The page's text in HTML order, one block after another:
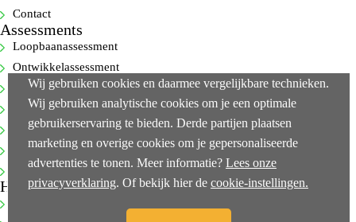
Contact
Assessments
Loopbaanassessment
Ontwikkelassessment
Selectie-assessment
360-gradenfeedback
Cognitieve capaciteitentest
Executive-assessments
Bekijk alle…
Handige links
Wij gebruiken cookies en daarmee vergelijkbare technieken.
Wij gebruiken analytische cookies om je een optimale
gebruikerservaring te bieden. Derde partijen plaatsen
marketing en overige cookies om je gepersonaliseerde
advertenties te tonen. Meer informatie? Lees onze
privacyverklaring. Of bekijk hier de cookie-instellingen.